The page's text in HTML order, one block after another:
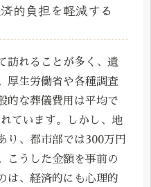
的負担を軽減する
訪れることが多く、遺
厚生労働省や各種調査
的な葬儀費用は平均で
ています。しかし、地
り、都市部では300万円
こうした金額を事前の
は、経済的にも心理的